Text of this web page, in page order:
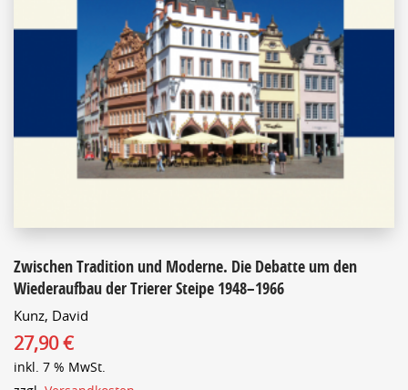
Zwischen Tradition und Moderne. Die Debatte um den
Wiederaufbau der Trierer Steipe 1948–1966
Kunz, David
27,90€
inkl. 7 % MwSt.